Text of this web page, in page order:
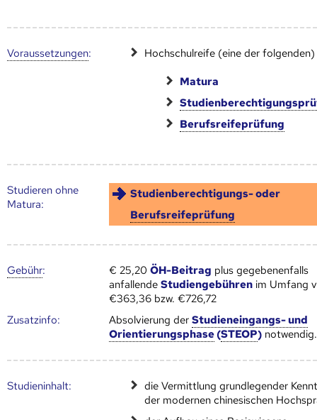
Voraus­setzungen: Hochschulreife (eine der folgenden)
Matura
Berufsreifeprüfung
Studieren ohne
Matura:
Studienberechtigungs- oder
Berufsreifeprüfung
Gebühr: € 25,20ÖH-Beitrag plus gegebenenfalls
anfallendeStudiengebühren im Umfang
€363,36 bzw. €726,72
Zusatz­info:
Absolvierung derStudieneingangs- und
Orientierungsphase (STEOP) notwendig.
Studien­inhalt:
die Vermittlung grundlegender
der modernen chinesischen